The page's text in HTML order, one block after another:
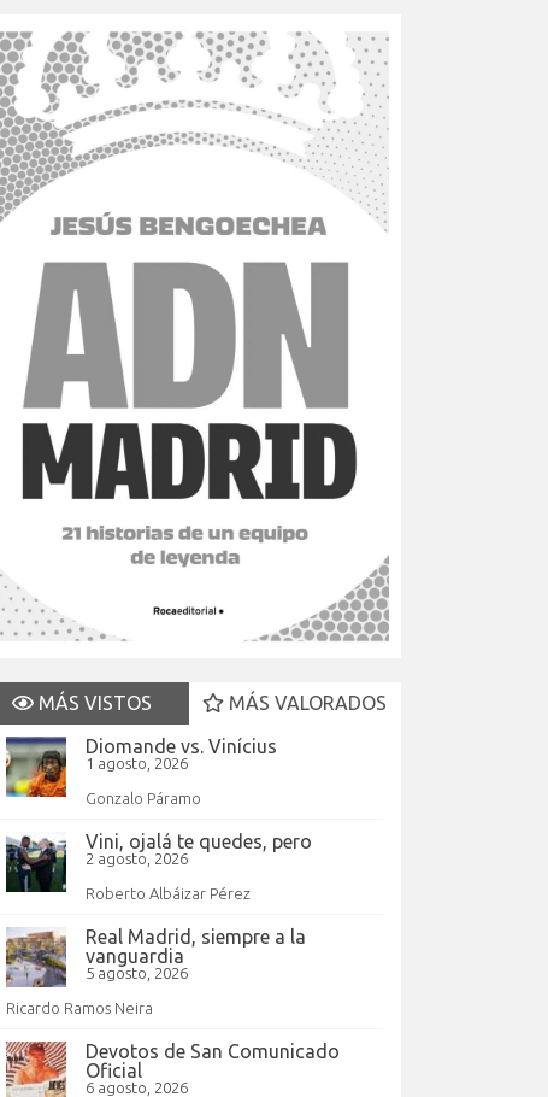
MÁS VISTOS
MÁS VALORADOS
Diomande vs. Vinícius
1 agosto, 2026
Gonzalo Páramo
Vini, ojalá te quedes, pero
2 agosto, 2026
Roberto Albáizar Pérez
Real Madrid, siempre a la
vanguardia
5 agosto, 2026
Ricardo Ramos Neira
Devotos de San Comunicado
Oficial
6 agosto, 2026